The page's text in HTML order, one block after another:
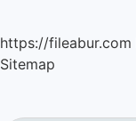
https://fileabur.com
Sitemap